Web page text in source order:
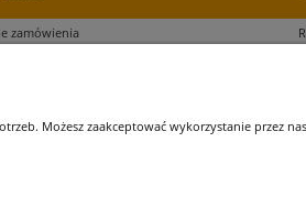
zamówienia
Możesz zaakceptować wykorzystanie przez